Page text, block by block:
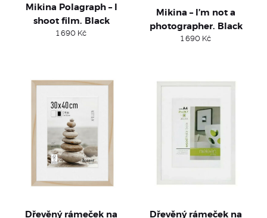
Mikina Polagraph – I
shoot film. Black
1 690 Kč
Mikina – I’m not a
photographer. Black
1 690 Kč
Dřevěný rámeček na
Dřevěný rámeček na